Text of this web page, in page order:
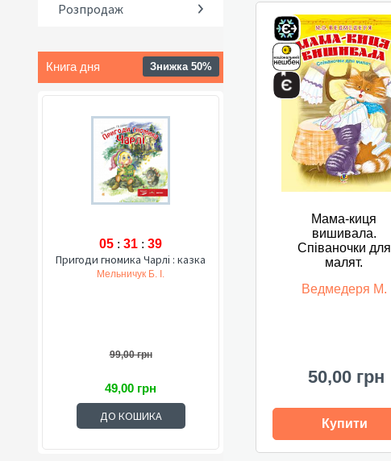
Розпродаж
Книга дня Знижка 50%
05 : 31 : 38
Пригоди гномика Чарлі : казка
Мельничук Б. І.
99,00 грн
49,00 грн
ДО КОШИКА
Мама-киця
вишивала.
Співаночки для
малят.
Ведмедеря М.
50,00 грн
Купити